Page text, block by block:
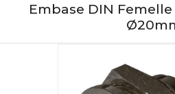
Embase DIN